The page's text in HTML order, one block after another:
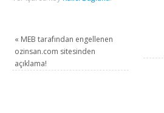
« MEB tarafından engellenen
ozinsan.com sitesinden
açıklama!